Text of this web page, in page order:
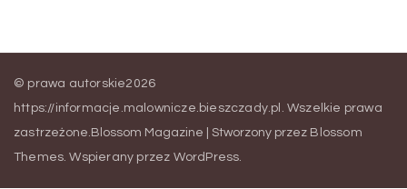
© prawa autorskie2026
https://informacje.malownicze.bieszczady.pl . Wszelkie prawa
zastrzeżone. Blossom Magazine | Stworzony przez Blossom
Themes. Wspierany przez WordPress.